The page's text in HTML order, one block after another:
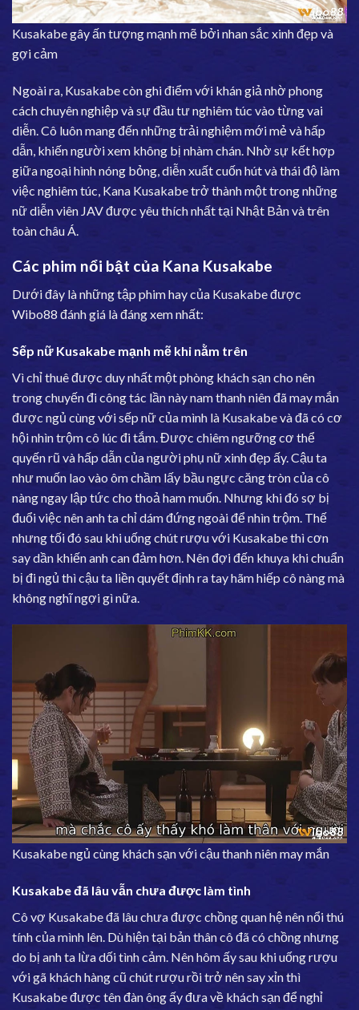
Kusakabe gây ấn tượng mạnh mẽ bởi nhan sắc xinh đẹp và
gợi cảm
Ngoài ra, Kusakabe còn ghi điểm với khán giả nhờ phong
cách chuyên nghiệp và sự đầu tư nghiêm túc vào từng vai
diễn. Cô luôn mang đến những trải nghiệm mới mẻ và hấp
dẫn, khiến người xem không bị nhàm chán. Nhờ sự kết hợp
giữa ngoại hình nóng bỏng, diễn xuất cuốn hút và thái độ làm
việc nghiêm túc, Kana Kusakabe trở thành một trong những
nữ diễn viên JAV được yêu thích nhất tại Nhật Bản và trên
toàn châu Á.
Các phim nổi bật của Kana Kusakabe
Dưới đây là những tập phim hay của Kusakabe được
Wibo88 đánh giá là đáng xem nhất:
Sếp nữ Kusakabe mạnh mẽ khi nằm trên
Vì chỉ thuê được duy nhất một phòng khách sạn cho nên
trong chuyến đi công tác lần này nam thanh niên đã may mắn
được ngủ cùng với sếp nữ của mình là Kusakabe và đã có cơ
hội nhìn trộm cô lúc đi tắm. Được chiêm ngưỡng cơ thể
quyến rũ và hấp dẫn của người phụ nữ xinh đẹp ấy. Cậu ta
như muốn lao vào ôm chầm lấy bầu ngực căng tròn của cô
nàng ngay lập tức cho thoả ham muốn. Nhưng khi đó sợ bị
đuổi việc nên anh ta chỉ dám đứng ngoài để nhìn trộm. Thế
nhưng tối đó sau khi uống chút rượu với Kusakabe thì cơn
say dần khiến anh can đảm hơn. Nên đợi đến khuya khi chuẩn
bị đi ngủ thì cậu ta liền quyết định ra tay hãm hiếp cô nàng mà
không nghĩ ngợi gì nữa.
Kusakabe ngủ cùng khách sạn với cậu thanh niên may mắn
Kusakabe đã lâu vẫn chưa được làm tình
Cô vợ Kusakabe đã lâu chưa được chồng quan hệ nên nổi thú
tính của mình lên. Dù hiện tại bản thân cô đã có chồng nhưng
do bị anh ta lừa dối tình cảm. Nên hôm ấy sau khi uống rượu
với gã khách hàng cũ chút rượu rồi trở nên say xỉn thì
Kusakabe được tên đàn ông ấy đưa về khách sạn để nghỉ